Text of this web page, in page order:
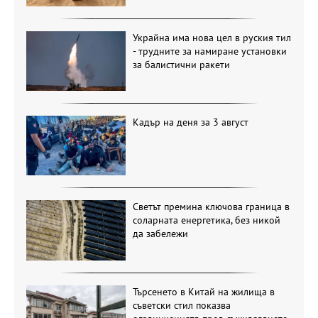
Украйна има нова цел в руския тил
- трудните за намиране установки
за балистични ракети
Кадър на деня за 3 август
Светът премина ключова граница в
соларната енергетика, без никой
да забележи
Търсенето в Китай на жилища в
съветски стил показва